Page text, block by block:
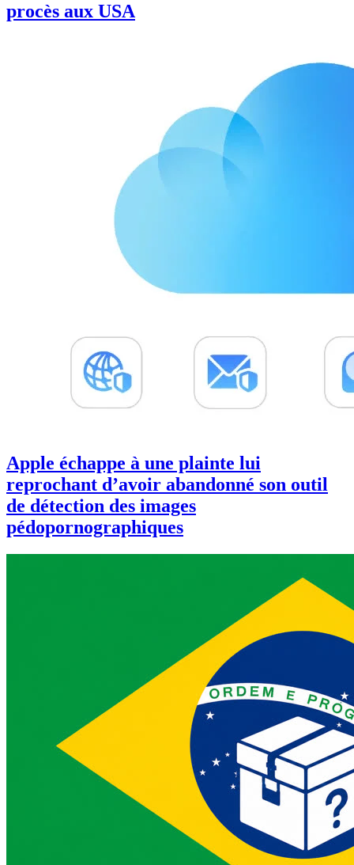
procès aux USA
Apple échappe à une plainte lui
reprochant d’avoir abandonné son outil
de détection des images
pédopornographiques